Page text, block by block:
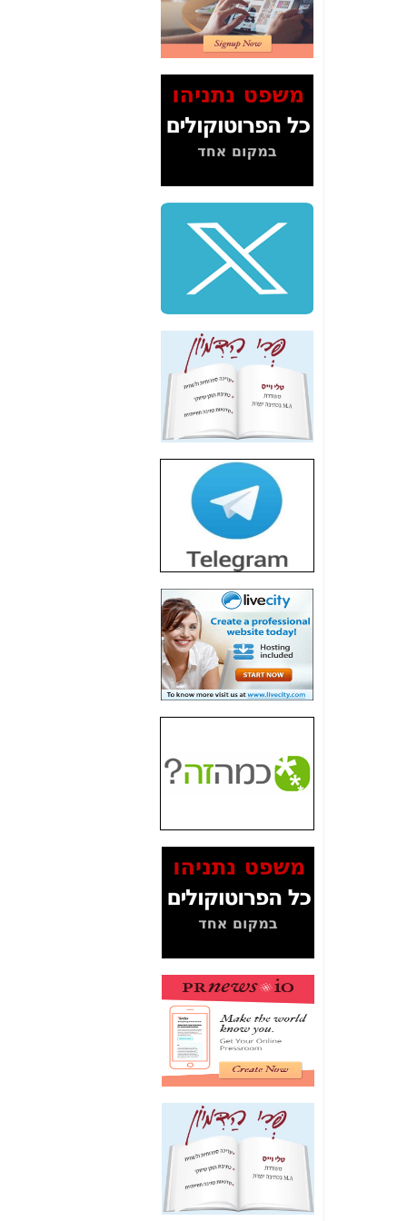
2" על תעלולי השר
משה כחלון -כאן
המשך חשיפת הבלוף
ששמו "מהפיכת
הסלולר" ואיך מסרסים
את הנתונים לציבור -
כאן
סיכום ביקור בסיליקון
משקיעות ומפתחות
באותם תחומים -כאן
שלמה פילבר (עד
לאחרונה מנכ"ל משרד
התקשורת) - עד
מדינה? הצחקתם
"יש אפליה בחקירה"?
חשיפה: למה השר
משה כחלון לא נחקר
עד היום? -
כאן
חשיפת חשד לשחיתות
הדומה לזו של "תיק
הסלולר -כאן
חשיפת מה שלא
רוצים שתדעו בעניין
פריסת אנלימיטד
(בניחוח בלתי נסבל) -
כאן
חשיפה: איוב קרא
אישר לקבוצת סלקום
בדיוק מה שביבי אישר
כאן
האם השר איוב קרא
היה צריך בכלל לחתום
האם ביבי וקרא קבלו
בכלל תמורה עבור
ההטבות הרגולטוריות
מוכיחים "תפירת תיק"
לאיש הלא נכון! -כאן
עובדות ומסמכים
האם ביבי כשר
תקשורת עזר לקב'
בזק? -כאן
מה מקור ה-Fake
News שהביא לתפירת
תיק לביבי והעלמת
החשודים הנכונים -כאן
אחת הרגליים של "תיק
4000 התפור"
התמוטטה היום
בניצחון (כפול) של בזק
-
כאן
איך כתבות מפנקות
הפכו לפתע לטובת